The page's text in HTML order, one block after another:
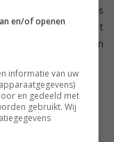
De grootste zorg is
in 3D zien en het
of erger, 3D in zijn
en/of openen
informatie van uw
en gedeeld met
gebruikt. Wij